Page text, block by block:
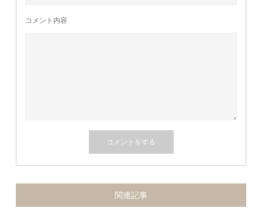
コメント内容
関連記事